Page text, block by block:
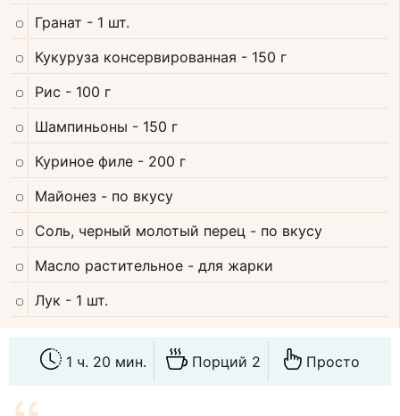
Гранат - 1 шт.
Кукуруза консервированная - 150 г
Рис - 100 г
Шампиньоны - 150 г
Куриное филе - 200 г
Майонез - по вкусу
Соль, черный молотый перец - по вкусу
Масло растительное - для жарки
Лук - 1 шт.
1 ч. 20 мин. Порций 2 Просто